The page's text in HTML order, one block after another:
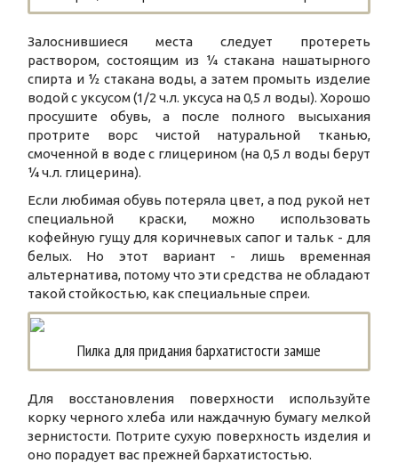
Залоснившиеся места следует протереть
раствором, состоящим из ¼ стакана нашатырного
спирта и ½ стакана воды, а затем промыть изделие
водой с уксусом (1/2 ч.л. уксуса на 0,5 л воды). Хорошо
просушите обувь, а после полного высыхания
протрите ворс чистой натуральной тканью,
смоченной в воде с глицерином (на 0,5 л воды берут
¼ ч.л. глицерина).
Если любимая обувь потеряла цвет, а под рукой нет
специальной краски, можно использовать
кофейную гущу для коричневых сапог и тальк - для
белых. Но этот вариант - лишь временная
альтернатива, потому что эти средства не обладают
такой стойкостью, как специальные спреи.
Пилка для придания бархатистости замше
Для восстановления поверхности используйте
корку черного хлеба или наждачную бумагу мелкой
зернистости. Потрите сухую поверхность изделия и
оно порадует вас прежней бархатистостью.